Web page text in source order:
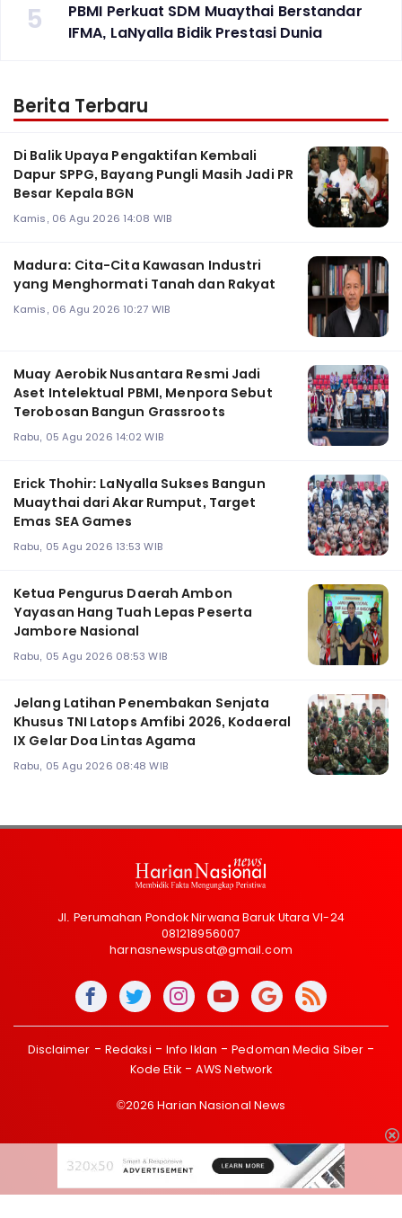
5
PBMI Perkuat SDM Muaythai Berstandar
IFMA, LaNyalla Bidik Prestasi Dunia
Berita Terbaru
Di Balik Upaya Pengaktifan Kembali
Dapur SPPG, Bayang Pungli Masih Jadi PR
Besar Kepala BGN
Kamis, 06 Agu 2026 14:08 WIB
Madura: Cita-Cita Kawasan Industri
yang Menghormati Tanah dan Rakyat
Kamis, 06 Agu 2026 10:27 WIB
Muay Aerobik Nusantara Resmi Jadi
Aset Intelektual PBMI, Menpora Sebut
Terobosan Bangun Grassroots
Rabu, 05 Agu 2026 14:02 WIB
Erick Thohir: LaNyalla Sukses Bangun
Muaythai dari Akar Rumput, Target
Emas SEA Games
Rabu, 05 Agu 2026 13:53 WIB
Ketua Pengurus Daerah Ambon
Yayasan Hang Tuah Lepas Peserta
Jambore Nasional
Rabu, 05 Agu 2026 08:53 WIB
Jelang Latihan Penembakan Senjata
Khusus TNI Latops Amfibi 2026, Kodaeral
IX Gelar Doa Lintas Agama
Rabu, 05 Agu 2026 08:48 WIB
Jl. Perumahan Pondok Nirwana Baruk Utara VI-24
081218956007
harnasnewspusat@gmail.com
Disclaimer Redaksi Info Iklan
Pedoman Media Siber
Kode Etik
AWS Network
©2026 Harian Nasional News